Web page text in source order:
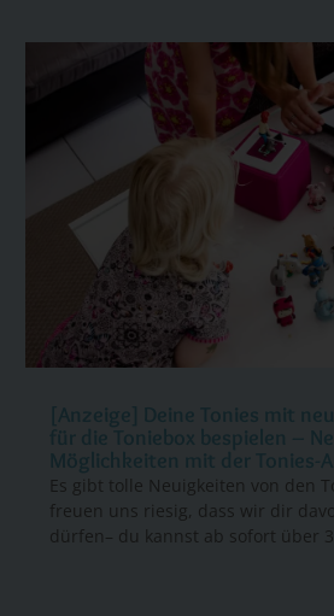
[Anzeige] Deine Tonies mit
für die Toniebox bespielen –
Möglichkeiten mit der Tonies-
Es gibt tolle Neuigkeiten von den
freuen uns riesig, dass wir dir
dürfen– du kannst ab sofort über